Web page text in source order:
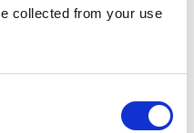
collected from your use
det tycker vi är riktigt